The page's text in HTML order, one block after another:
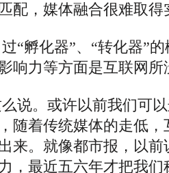
配，媒体融合很难取得
“孵化器”、“转化器”
响力等方面是互联网所
说。或许以前我们可
随着传统媒体的走低
来。就像都市报，以
，最近五六年才把我